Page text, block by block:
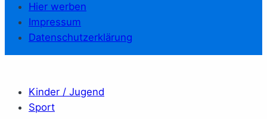
Hier werben
Impressum
Datenschutzerklärung
Kinder / Jugend
Sport